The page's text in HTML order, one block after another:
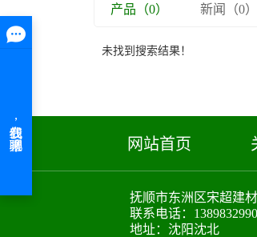
产品（0） 新闻（0）
未找到搜索结果！
网站首页
抚顺市东洲区宋超建
联系电话：
地址：沈阳沈北